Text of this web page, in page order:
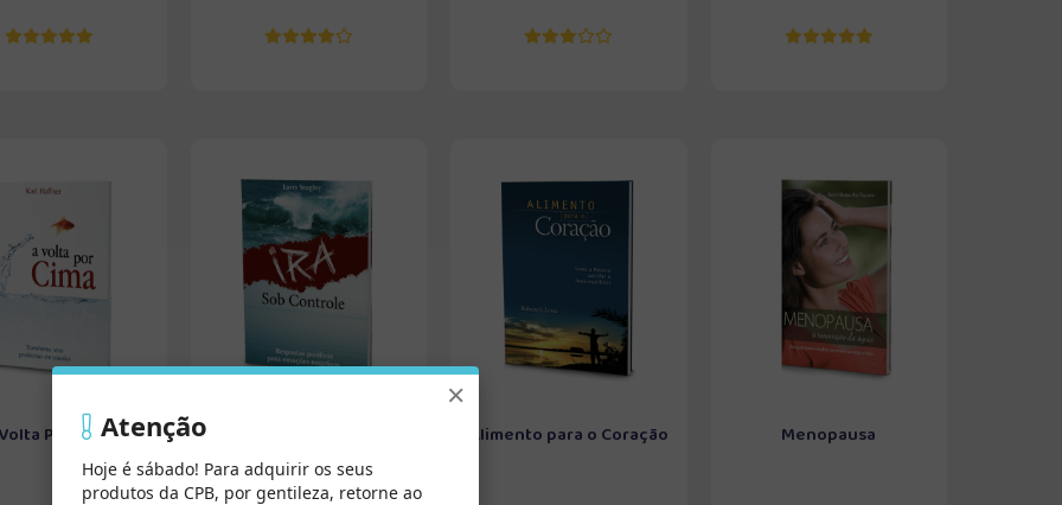
Por Cima Alimento para o Coração Menopausa
×
Atenção
Hoje é sábado! Para adquirir os seus
produtos da CPB, por gentileza, retorne ao